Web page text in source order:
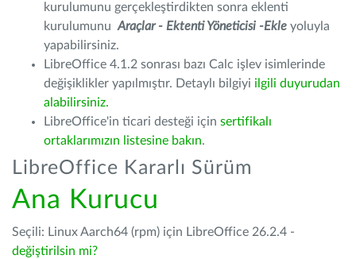
kurulumunu gerçekleştirdikten sonra eklenti
kurulumunu Araçlar - Ektenti Yöneticisi -Ekle yoluyla
yapabilirsiniz.
LibreOffice 4.1.2 sonrası bazı Calc işlev isimlerinde
değişiklikler yapılmıştır. Detaylı bilgiyi ilgili duyurudan
alabilirsiniz.
LibreOffice'in ticari desteği için sertifikalı
ortaklarımızın listesine bakın.
LibreOffice Kararlı Sürüm
Ana Kurucu
Seçili: Linux Aarch64 (rpm) için LibreOffice 26.2.4 -
değiştirilsin mi?